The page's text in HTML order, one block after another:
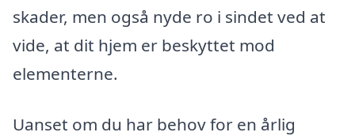
skader, men også nyde ro i sindet ved at
vide, at dit hjem er beskyttet mod
elementerne.
Uanset om du har behov for en årlig